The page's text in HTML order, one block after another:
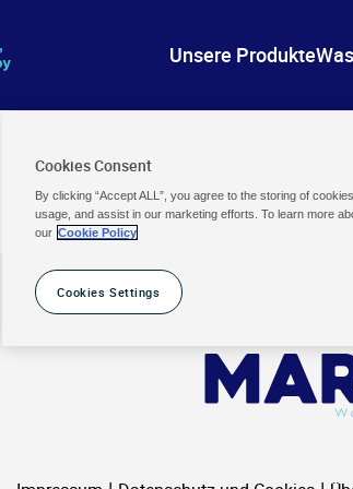
Unsere Produkte
Cookies Consent
By clicking “Accept ALL”, you agree to the storing of
usage, and assist in our marketing efforts. To learn more
our Cookie Policy
Cookies Settings